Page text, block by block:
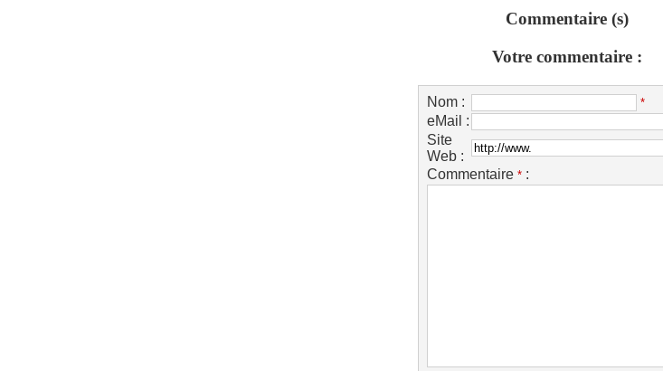
Commentaire (s)
Votre commentaire :
Nom : *
eMail :
Site
Web :
Commentaire * :